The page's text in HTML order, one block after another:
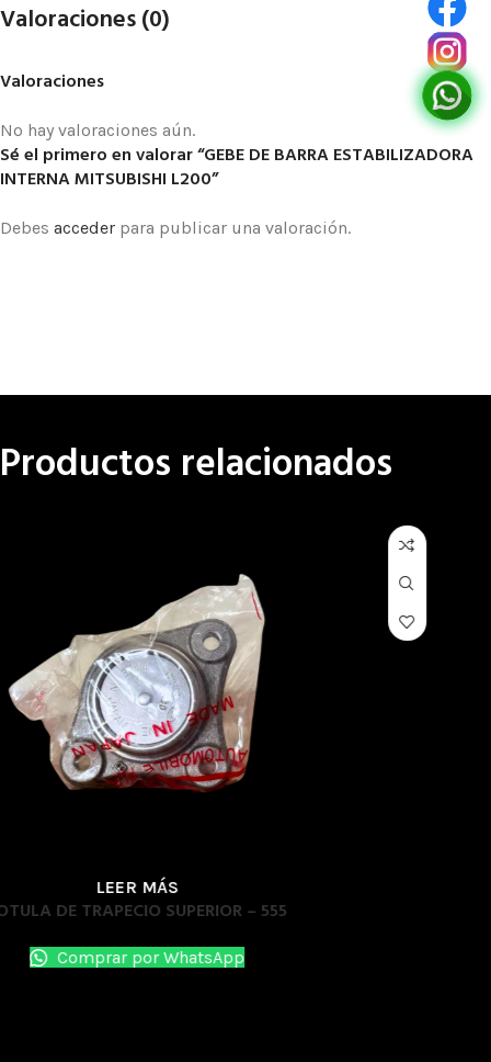
Valoraciones (0)
Valoraciones
No hay valoraciones aún.
Sé el primero en valorar “GEBE DE BARRA ESTABILIZADORA
INTERNA MITSUBISHI L200”
Debes acceder para publicar una valoración.
Productos relacionados